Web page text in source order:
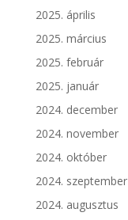
2025. április
2025. március
2025. február
2025. január
2024. december
2024. november
2024. október
2024. szeptember
2024. augusztus